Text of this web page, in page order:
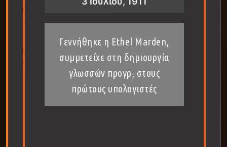
Γεννήθηκε η Ethel Marden,
συμμετείχε στη δημιουργία
γλωσσών προγρ, στους
πρώτους υπολογιστές